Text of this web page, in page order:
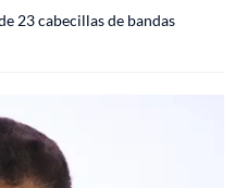
23 cabecillas de bandas